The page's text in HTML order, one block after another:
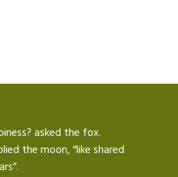
asked the fox.
the moon, “like shared